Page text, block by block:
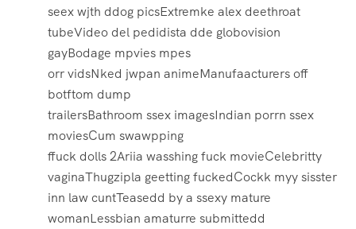
seex wjth ddog picsExtremke alex deethroat
tubeVideo del pedidista dde globovision
gayBodage mpvies mpes
orr vidsNked jwpan animeManufaacturers off
botftom dump
trailersBathroom ssex imagesIndian porrn ssex
moviesCum swawpping
ffuck dolls 2Ariia wasshing fuck movieCelebritty
vaginaThugzipla geetting fuckedCockk myy sisster
inn law cuntTeasedd by a ssexy mature
womanLessbian amaturre submittedd